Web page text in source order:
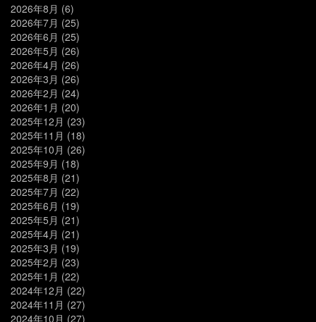
2026年8月 (6)
2026年7月 (25)
2026年6月 (25)
2026年5月 (26)
2026年4月 (26)
2026年3月 (26)
2026年2月 (24)
2026年1月 (20)
2025年12月 (23)
2025年11月 (18)
2025年10月 (26)
2025年9月 (18)
2025年8月 (21)
2025年7月 (22)
2025年6月 (19)
2025年5月 (21)
2025年4月 (21)
2025年3月 (19)
2025年2月 (23)
2025年1月 (22)
2024年12月 (22)
2024年11月 (27)
2024年10月 (27)